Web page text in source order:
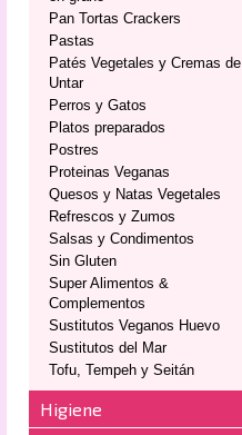
Pan Tortas Crackers
Pastas
Patés Vegetales y Cremas de
Untar
Perros y Gatos
Platos preparados
Postres
Proteinas Veganas
Quesos y Natas Vegetales
Refrescos y Zumos
Salsas y Condimentos
Sin Gluten
Super Alimentos &
Complementos
Sustitutos Veganos Huevo
Sustitutos del Mar
Tofu, Tempeh y Seitán
Higiene